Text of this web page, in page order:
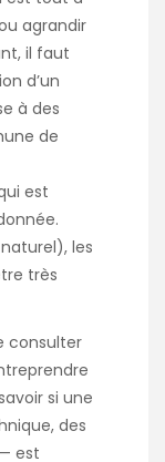
agrandir
il faut
d’un
à des
de
est
les
très
consulter
si une
des
est